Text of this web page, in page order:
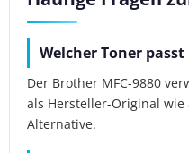
Welcher Toner
Der Brother MFC-9880
als Hersteller-Original
Alternative.